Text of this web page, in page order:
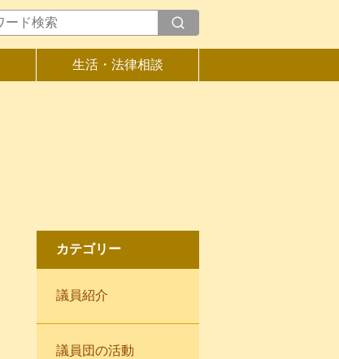
生活・法律相談
カテゴリー
議員紹介
議員団の活動